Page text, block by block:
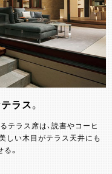
ラス。
テラス席は、読書やコーヒ
しい木目がテラス天井にも
。